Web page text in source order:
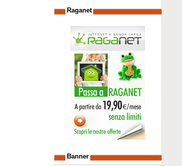
Raganet
Banner